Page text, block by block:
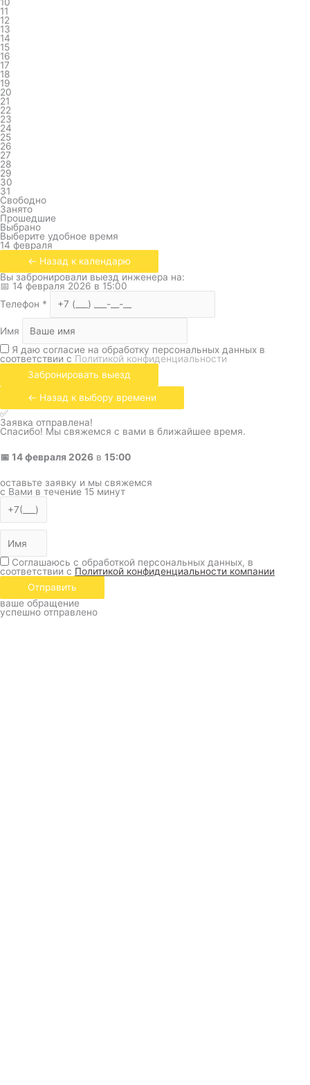
11
12
13
14
15
16
17
18
19
20
21
22
23
24
25
26
27
28
29
30
31
Свободно
Занято
Прошедшие
Выбрано
Выберите удобное время
14 февраля
← Назад к календарю
Вы забронировали выезд инженера на:
📅 14 февраля 2026 в 15:00
Телефон *
Имя
Я даю согласие на обработку персональных данных в
соответствии с Политикой конфиденциальности
Забронировать выезд
← Назад к выбору времени
✅
Заявка отправлена!
Спасибо! Мы свяжемся с вами в ближайшее время.
📅 14 февраля 2026 в 15:00
оставьте заявку и мы свяжемся
с Вами в течение 15 минут
Соглашаюсь с обработкой персональных данных, в
соответствии с Политикой конфиденциальности компании
Отправить
ваше обращение
успешно отправлено